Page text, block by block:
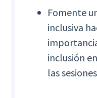
Fomente
inclusiva
inclusión
las